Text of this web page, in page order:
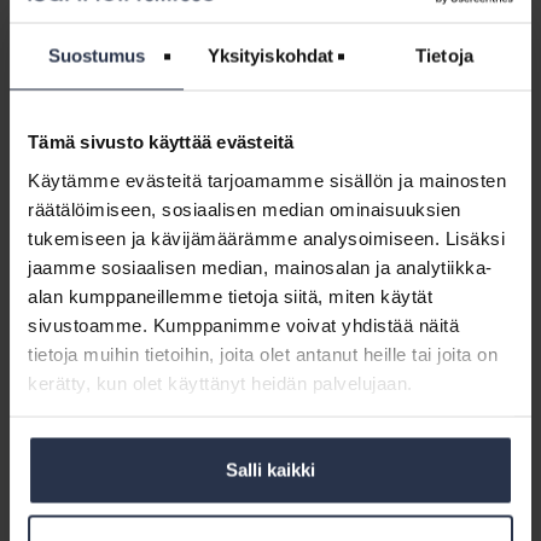
Suostumus Yksityiskohdat Tietoja
Tämä sivusto käyttää evästeitä
Käytämme evästeitä tarjoamamme sisällön ja mainosten
räätälöimiseen, sosiaalisen median ominaisuuksien
tukemiseen ja kävijämäärämme analysoimiseen. Lisäksi
jaamme sosiaalisen median, mainosalan ja analytiikka-
alan kumppaneillemme tietoja siitä, miten käytät
sivustoamme. Kumppanimme voivat yhdistää näitä
tietoja muihin tietoihin, joita olet antanut heille tai joita on
kerätty, kun olet käyttänyt heidän palvelujaan.
Salli kaikki
viestinnän
asiantuntijaa
Isännöintiliitto hakee viestinnän
asiantuntijaa
AJANKOHTAISTA
valveutunutta viestinnän asiantuntijaa vahvistamaan
Isännöintiliiton asiantuntijajoukkoa ja viemään
Isännöintiliiton vaikuttavan viestinnän jälleen uudelle
tasolle.
Jäsenohje:
Koulutuskulujen
huomioiminen
yrityksen
verotuksessa
Jäsenohje: Koulutuskulujen huomioiminen
yrityksen verotuksessa
JÄSENOHJEET
Kotitalo-
media